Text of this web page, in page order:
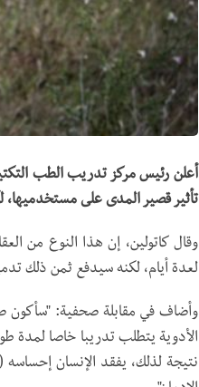
أعلن رئيس مركز تدريب الطب
تأثير قصير المدى على مستخدميها،
وقال كاتولين، إن هذا النوع من
لعدة أيام، لكنه سيدفع ثمن ذلك
وأضاف في مقابلة صحفية: "سأكون
الأدوية يتطلب تدريبا خاصا لمدة
نتيجة لذلك، يفقد الإنسان